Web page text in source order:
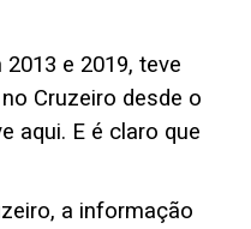
e 2019, teve
Cruzeiro desde o
aqui. E é claro que
a informação